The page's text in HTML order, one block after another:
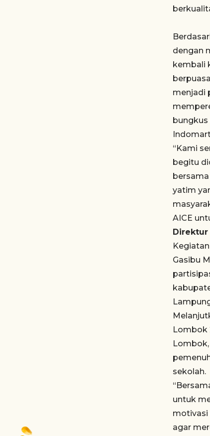
dengan
kembali
menjadi
“Kami
begitu
yatim
AICE
Direktur
Gasibu
Lombok
sekolah.
untuk
motivasi
agar